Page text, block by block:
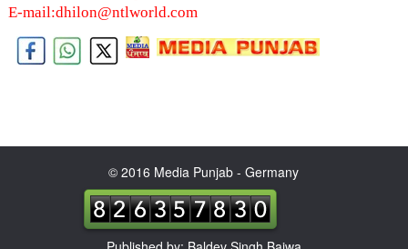
E-mail:dhilon@ntlworld.com
© 2016 Media Punjab - Germany